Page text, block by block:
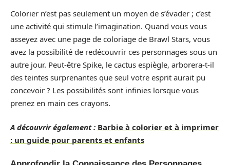
Colorier n’est pas seulement un moyen de s’évader ; c’est
une activité qui stimule l’imagination. Quand vous vous
asseyez avec une page de coloriage de Brawl Stars, vous
avez la possibilité de redécouvrir ces personnages sous un
autre jour. Peut-être Spike, le cactus espiègle, arborera-t-il
des teintes surprenantes que seul votre esprit aurait pu
concevoir ? Les possibilités sont infinies lorsque vous
prenez en main ces crayons.
A découvrir également : Barbie à colorier et à imprimer
: un guide pour parents et enfants